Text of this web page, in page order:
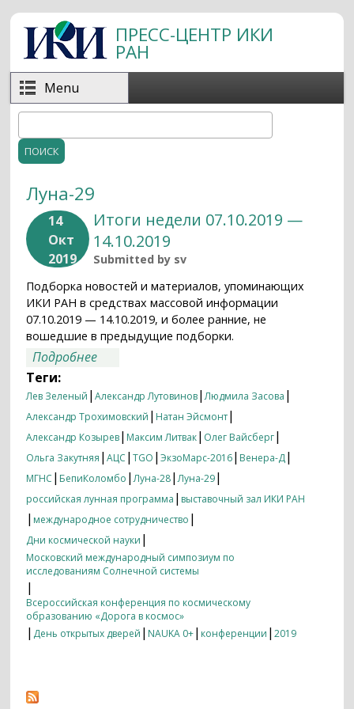
Перейти к основному содержанию
ПРЕСС-ЦЕНТР ИКИ
РАН
Menu
Форма поиска
Луна-29
14
Окт
2019
Итоги недели 07.10.2019 —
14.10.2019
Submitted by sv
Подборка новостей и материалов, упоминающих
ИКИ РАН в средствах массовой информации
07.10.2019 — 14.10.2019, и более ранние, не
вошедшие в предыдущие подборки.
Подробнее
Теги:
Лев Зеленый |Александр Лутовинов|Людмила Засова |
Александр Трохимовский | Натан Эйсмонт|
Александр Козырев| Максим Литвак| Олег Вайсберг|
Ольга Закутняя |АЦС |TGO |ЭкзоМарс-2016| Венера-Д|
МГНС | БепиКоломбо |Луна-28|Луна-29|
российская лунная программа | выставочный зал ИКИ РАН
| международное сотрудничество |
Дни космической науки |
Московский международный симпозиум по
исследованиям Солнечной системы
|
Всероссийская конференция по космическому
образованию «Дорога в космос»
| День открытых дверей | NAUKA 0+| конференции |2019